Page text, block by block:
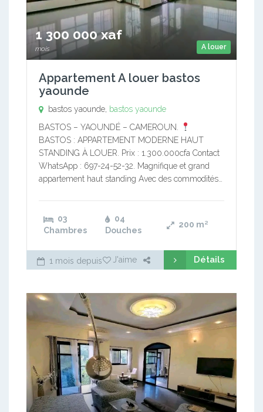
A louer
1 300 000 xaf
mois
Appartement A louer bastos
yaounde
bastos yaounde, bastos yaounde
BASTOS – YAOUNDÉ – CAMEROUN.
BASTOS : APPARTEMENT MODERNE HAUT
STANDING À LOUER. Prix : 1.300.000cfa Contact
WhatsApp : 697-24-52-32. Magnifique et grand
appartement haut standing Avec des commodités…
03
Chambres
04
Douches
200 m²
1 mois depuis J'aime Détails